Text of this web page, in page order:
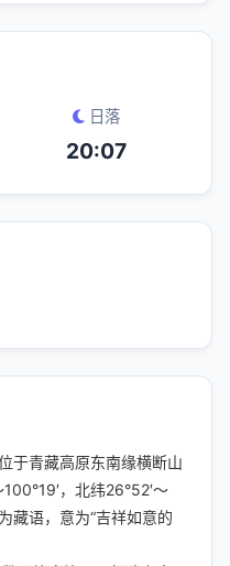
1-3 1-3
日落
20:07
青藏高原东南缘横断山
，北纬26°52′～
藏语，意为“吉祥如意的